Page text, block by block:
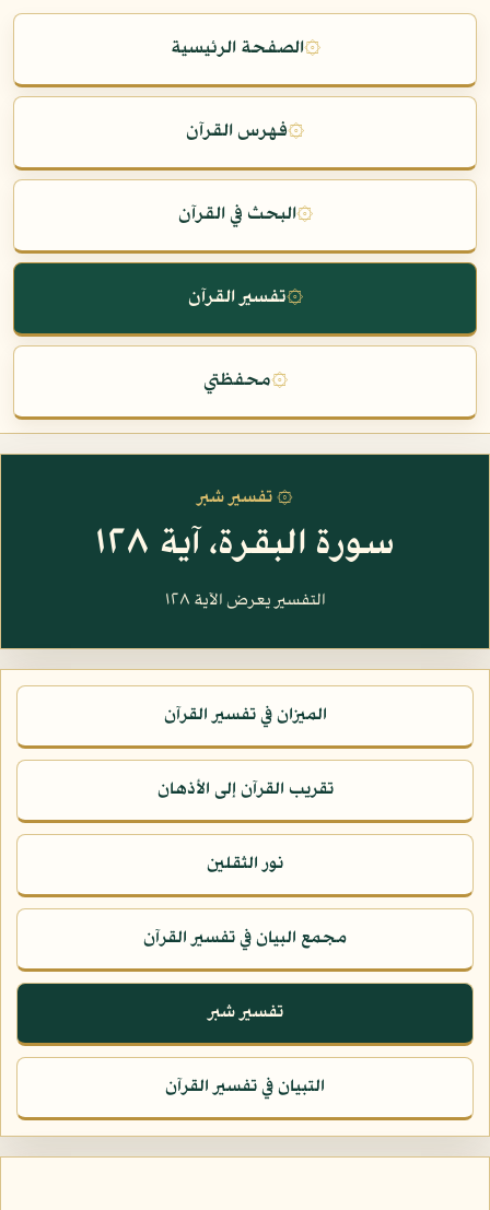
۞الصفحة الرئيسية
۞فهرس القرآن
۞البحث في القرآن
۞تفسير القرآن
۞محفظتي
۞ تفسير شبر
سورة البقرة، آية ١٢٨
التفسير يعرض الآية ١٢٨
الميزان في تفسير القرآن
تقريب القرآن إلى الأذهان
نور الثقلين
مجمع البيان في تفسير القرآن
تفسير شبر
التبيان في تفسير القرآن